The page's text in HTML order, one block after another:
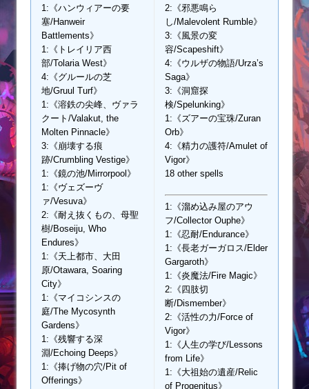
1:《ハンウィアーの要
塞/Hanweir
Battlements》
1:《トレイリア西
部/Tolaria West》
4:《グルールの芝
地/Gruul Turf》
1:《溶鉄の尖峰、ヴァラ
クート/Valakut, the
Molten Pinnacle》
3:《崩壊する痕
跡/Crumbling Vestige》
1:《鏡の池/Mirrorpool》
1:《ヴェズーヴ
ァ/Vesuva》
2:《耐え抜くもの、母聖
樹/Boseiju, Who
Endures》
1:《天上都市、大田
原/Otawara, Soaring
City》
1:《マイコシンスの
庭/The Mycosynth
Gardens》
1:《残響する深
淵/Echoing Deeps》
1:《捧げ物の穴/Pit of
Offerings》
2:《邪悪鳴ら
し/Malevolent Rumble》
3:《風景の変
容/Scapeshift》
4:《ウルザの物語/Urza’s
Saga》
3:《洞窟探
検/Spelunking》
1:《ズアーの宝珠/Zuran
Orb》
4:《精力の護符/Amulet of
Vigor》
18 other spells
1:《溜め込み屋のアウ
フ/Collector Ouphe》
1:《忍耐/Endurance》
1:《長老ガーガロス/Elder
Gargaroth》
1:《炎魔法/Fire Magic》
2:《四肢切
断/Dismember》
2:《活性の力/Force of
Vigor》
1:《人生の学び/Lessons
from Life》
1:《大祖始の遺産/Relic
of Progenitus》